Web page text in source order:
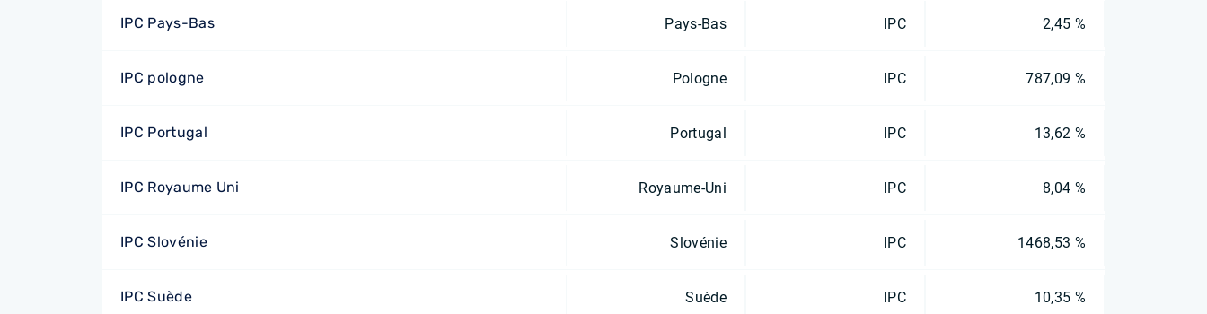
IPC Pays-Bas Pays-Bas IPC 2,45 %
IPC pologne Pologne IPC 787,09 %
IPC Portugal Portugal IPC 13,62 %
IPC Royaume Uni Royaume-Uni IPC 8,04 %
IPC Slovénie Slovénie IPC 1468,53 %
IPC Suède Suède IPC 10,35 %